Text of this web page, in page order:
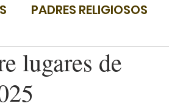
PADRES RELIGIOSOS
lugares de